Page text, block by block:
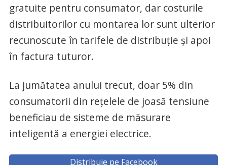
gratuite pentru consumator, dar costurile
distribuitorilor cu montarea lor sunt ulterior
recunoscute în tarifele de distribuţie şi apoi
în factura tuturor.
La jumătatea anului trecut, doar 5% din
consumatorii din rețelele de joasă tensiune
beneficiau de sisteme de măsurare
inteligentă a energiei electrice.
Distribuie pe Facebook